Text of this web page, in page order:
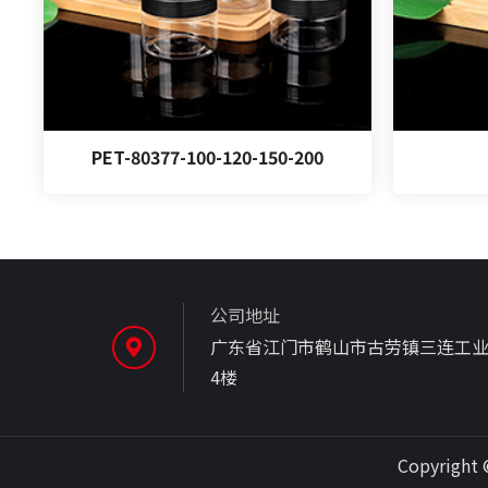
PET-80377-100-120-150-200
公司地址
广东省江门市鹤山市古劳镇三连工
4楼
Copyright